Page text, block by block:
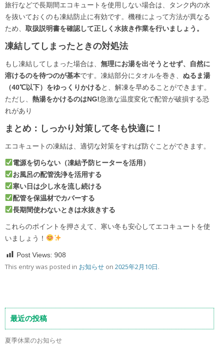
旅行などで長期間エコキュートを使用しない場合は、タンク内の水
を抜いておくのも凍結防止に有効です。機種によって方法が異なる
ため、 取扱説明書を確認して正しく水抜き作業を行いましょう。
凍結してしまったときの対処法
もし凍結してしまった場合は、 無理にお湯を出そうとせず、自然に
溶けるのを待つのが基本です。凍結部分にタオルを巻き、 ぬるま湯
（40℃以下）をゆっくりかけると、解凍を早めることができます。
ただし、 熱湯をかけるのはNG!急激な温度変化で配管が破損する恐
れがあり
まとめ：しっかり対策して冬も快適に！
エコキュートの凍結は、適切な対策をすれば防ぐことができます。
電源を切らない（凍結予防ヒーターを活用）
お風呂の配管洗浄を活用する
寒い日は少し水を流し続ける
配管を保温材でカバーする
長期間使わないときは水抜きする
これらのポイントを押さえて、寒い冬も安心してエコキュートを使
いましょう！
Post Views: 908
This entry was posted in お知らせ on 2025年2月10日.
最近の投稿
夏季休業のお知らせ